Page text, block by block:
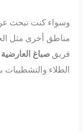
وسواء كنت تبحث
مناطق أخرى مثل
فريقصباغ العارضية
الطلاء